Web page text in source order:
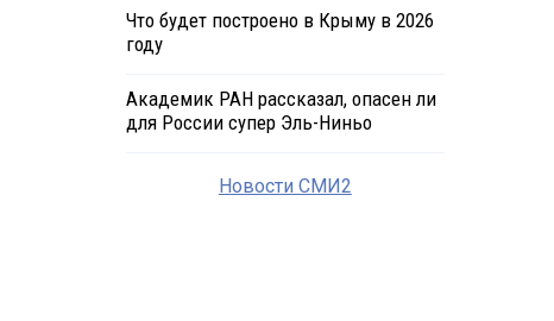
Что будет построено в Крыму в 2026
году
Академик РАН рассказал, опасен ли
для России супер Эль-Ниньо
Новости СМИ2